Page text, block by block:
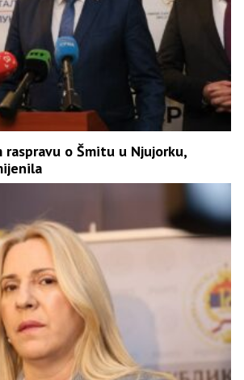
raspravu o Šmitu u Njujorku,